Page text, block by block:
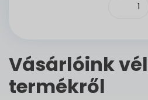
Vásárlóink
termékről